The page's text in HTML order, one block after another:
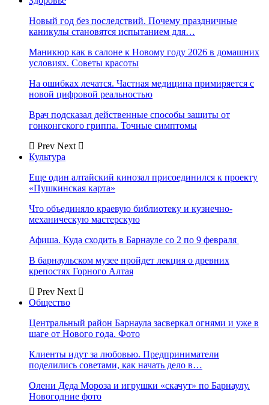
Новый год без последствий. Почему праздничные
каникулы становятся испытанием для…
Маникюр как в салоне к Новому году 2026 в домашних
условиях. Советы красоты
На ошибках лечатся. Частная медицина примиряется с
новой цифровой реальностью
Врач подсказал действенные способы защиты от
гонконгского гриппа. Точные симптомы
Prev Next
Культура
Еще один алтайский кинозал присоединился к проекту
«Пушкинская карта»
Что объединяло краевую библиотеку и кузнечно-
механическую мастерскую
Афиша. Куда сходить в Барнауле со 2 по 9 февраля
В барнаульском музее пройдет лекция о древних
крепостях Горного Алтая
Prev Next
Общество
Центральный район Барнаула засверкал огнями и уже в
шаге от Нового года. Фото
Клиенты идут за любовью. Предприниматели
поделились советами, как начать дело в…
Олени Деда Мороза и игрушки «скачут» по Барнаулу.
Новогодние фото